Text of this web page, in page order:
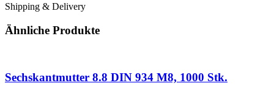
Shipping & Delivery
Ähnliche Produkte
Sechskantmutter 8.8 DIN 934 M8, 1000 Stk.